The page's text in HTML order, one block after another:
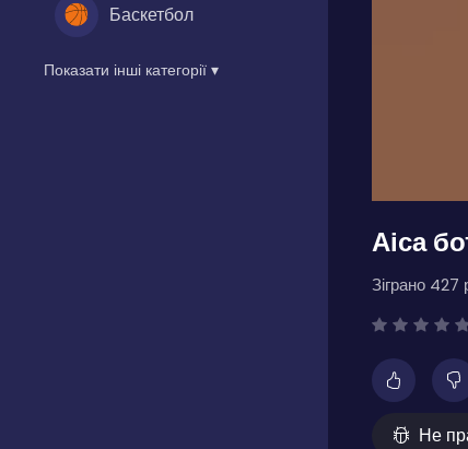
Баскетбол
Показати інші категорії ▾
Аіса
Зіграно 427
Не